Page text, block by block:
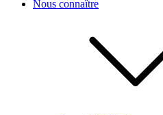
Nous connaître